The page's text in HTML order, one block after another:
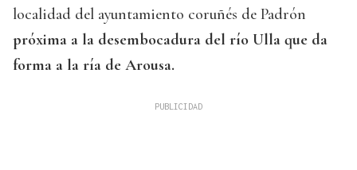
localidad del ayuntamiento coruñés de Padrón
próxima a la desembocadura del río Ulla que da
forma a la ría de Arousa.